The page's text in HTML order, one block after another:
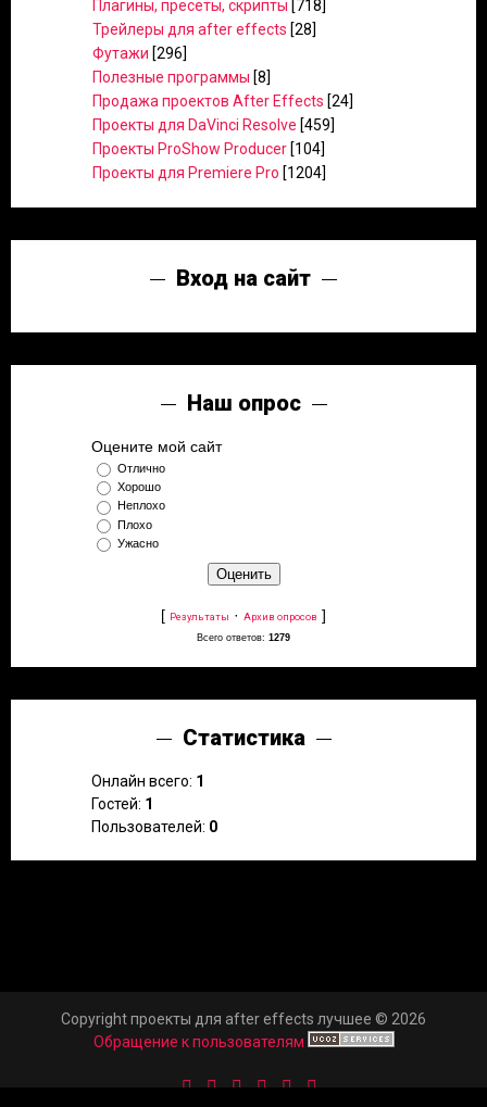
Плагины, пресеты, скрипты [718]
Трейлеры для after effects [28]
Футажи [296]
Полезные программы [8]
Продажа проектов After Effects [24]
Проекты для DaVinci Resolve [459]
Проекты ProShow Producer [104]
Проекты для Premiere Pro [1204]
Вход на сайт
Наш опрос
Оцените мой сайт
Отлично
Хорошо
Неплохо
Плохо
Ужасно
[ Результаты · Архив опросов ]
Всего ответов: 1279
Статистика
Онлайн всего: 1
Гостей: 1
Пользователей: 0
Copyright проекты для after effects лучшее © 2026
Обращение к пользователям